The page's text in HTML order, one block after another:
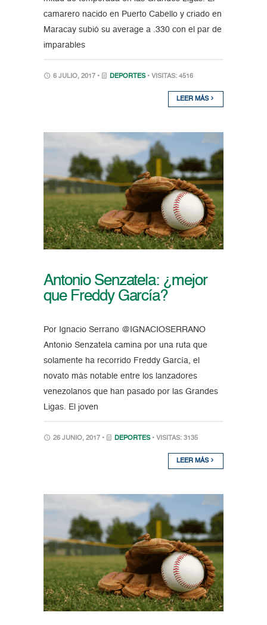
camarero nacido en Puerto Cabello y criado en
Maracay subió su average a .330 con el par de
imparables
6 JULIO, 2017 • DEPORTES • VISITAS: 4516
LEER MÁS
Antonio Senzatela: ¿mejor
que Freddy García?
Por Ignacio Serrano @IGNACIOSERRANO
Antonio Senzatela camina por una ruta que
solamente ha recorrido Freddy García, el
novato más notable entre los lanzadores
venezolanos que han pasado por las Grandes
Ligas. El joven
26 JUNIO, 2017 • DEPORTES • VISITAS: 3135
LEER MÁS